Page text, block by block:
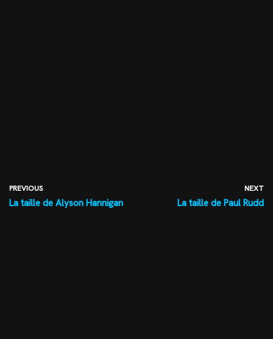
PREVIOUS
La taille de Alyson Hannigan
NEXT
La taille de Paul Rudd